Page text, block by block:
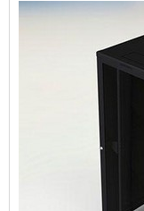
caracteriza por
consolidado
servidores e
indicado para
center com